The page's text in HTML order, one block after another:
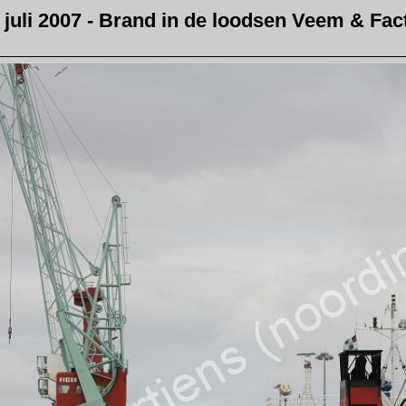
juli 2007 - Brand in de loodsen Veem &